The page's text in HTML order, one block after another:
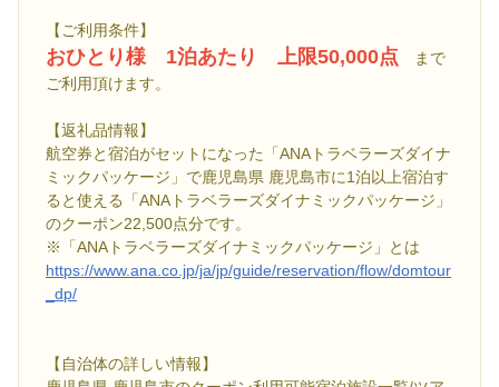
【ご利用条件】
おひとり様 1泊あたり 上限50,000点
まで
ご利用頂けます。
【返礼品情報】
航空券と宿泊がセットになった「ANAトラベラーズダイナ
ミックパッケージ」で鹿児島県 鹿児島市に1泊以上宿泊す
ると使える「ANAトラベラーズダイナミックパッケージ」
のクーポン22,500点分です。
※「ANAトラベラーズダイナミックパッケージ」とは
https://www.ana.co.jp/ja/jp/guide/reservation/flow/domtour
_dp/
【自治体の詳しい情報】